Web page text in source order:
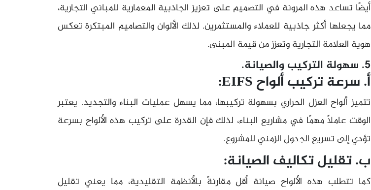
أيضًا تساعد هذه المرونة في التصميم على تعزيز الجاذبية المعمارية للمباني التجارية،
مما يجعلها أكثر جاذبية للعملاء والمستثمرين. لذلك الألوان والتصاميم المبتكرة تعكس
هوية العلامة التجارية وتعزز من قيمة المبنى.
5. سهولة التركيب والصيانة.
أ. سرعة تركيب ألواح EIFS:
تتميز ألواح العزل الحراري بسهولة تركيبها، مما يسهل عمليات البناء والتجديد. يعتبر
الوقت عاملًا مهمًا في مشاريع البناء، لذلك فإن القدرة على تركيب هذه الألواح بسرعة
تؤدي إلى تسريع الجدول الزمني للمشروع.
ب. تقليل تكاليف الصيانة:
كما تتطلب هذه الألواح صيانة أقل مقارنةً بالأنظمة التقليدية، مما يعني تقليل